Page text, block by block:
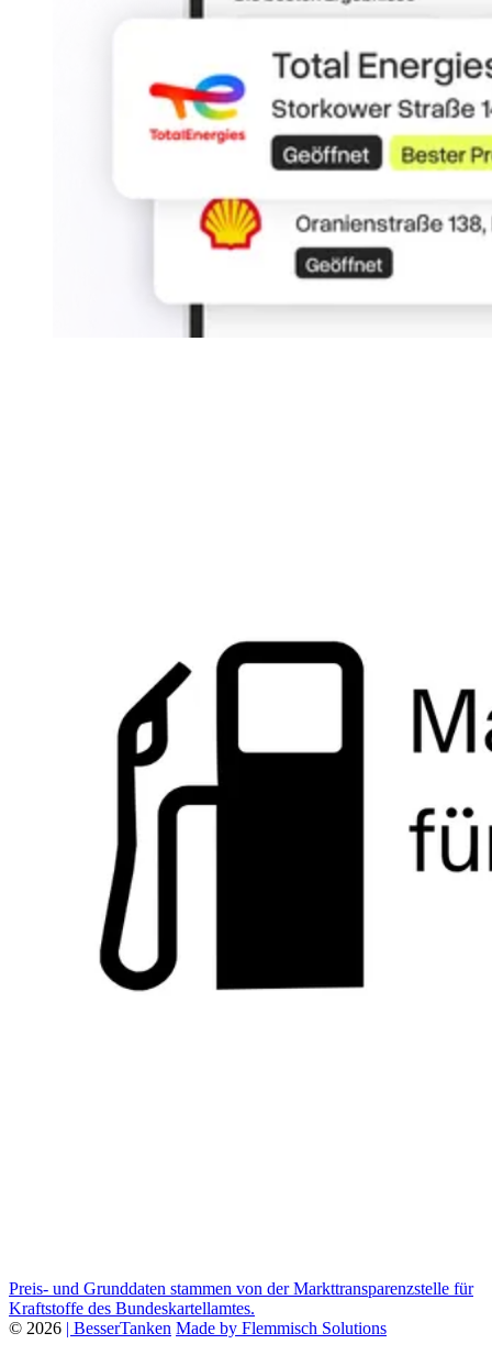
Preis- und Grunddaten stammen von der Markttransparenzstelle für
Kraftstoffe des Bundeskartellamtes.
© 2026 | BesserTanken Made by Flemmisch Solutions